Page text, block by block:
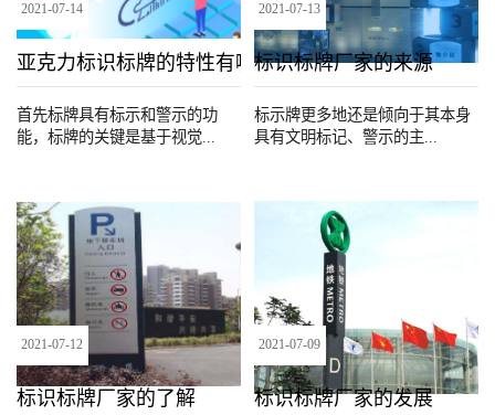
2021-07-14
亚克力标识标牌的特性有哪些
首先标牌具有标示和警示的功
能，标牌的关键是基于视觉...
2021-07-13
标识标牌厂家的来源
标示牌更多地还是倾向于其本身
具有文明标记、警示的主...
2021-07-12
标识标牌厂家的了解
2021-07-09
标识标牌厂家的发展